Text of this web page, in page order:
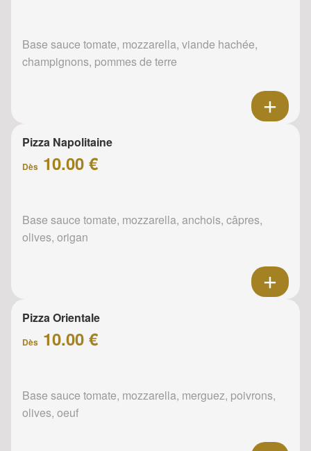
Base sauce tomate, mozzarella, viande hachée,
champignons, pommes de terre
Pizza Napolitaine
Dès 10.00 €
Base sauce tomate, mozzarella, anchois, câpres,
olives, origan
Pizza Orientale
Dès 10.00 €
Base sauce tomate, mozzarella, merguez, poivrons,
olives, oeuf